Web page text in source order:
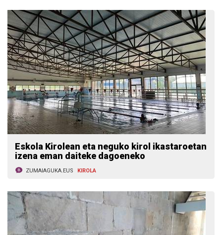
Eskola Kirolean eta neguko kirol ikastaroetan
izena eman daiteke dagoeneko
ZUMAIAGUKA.EUS KIROLA